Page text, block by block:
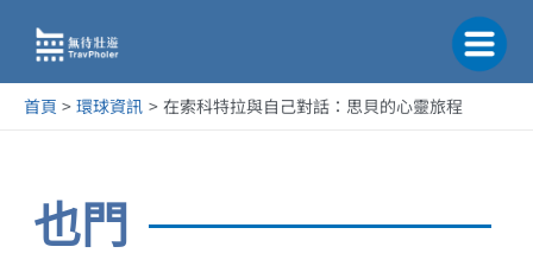
要
首頁 環球資訊 在索科特拉與自己對話：思貝的心靈旅程
也門